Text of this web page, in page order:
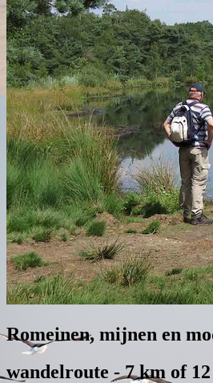
Romeinen, mijnen en
wandelroute - 7 km of